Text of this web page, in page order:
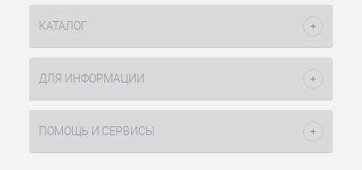
оттенки и препятствующие их
дальнейшему появлению на локонах
волос любого типа. Шампунь
гарантирует мягкое, деликатное
сочетается с приданием мягкости и
здорового блеска, сияющих,
КАТАЛОГ
ДЛЯ ИНФОРМАЦИИ
ПОМОЩЬ И СЕРВИСЫ